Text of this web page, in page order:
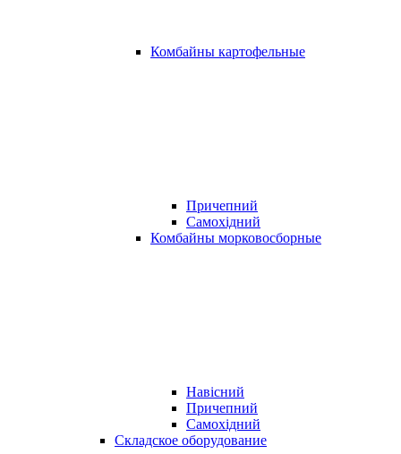
Комбайны картофельные
Причепний
Самохідний
Комбайны морковосборные
Навісний
Причепний
Самохідний
Складское оборудование